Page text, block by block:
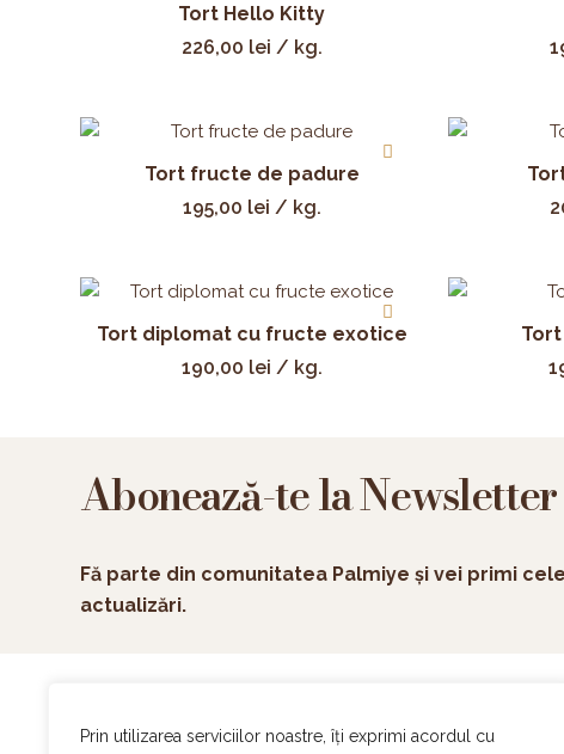
Prin utilizarea serviciilor noastre, îți exprimi acordul cu
Tort Hello Kitty
226,00 lei / kg.
Tort fructe de padure
195,00 lei / kg.
Tort diplomat cu fructe exotice
190,00 lei / kg.
Abonează-te la Newsletter
Fă parte din comunitatea Palmiye și vei primi
actualizări.